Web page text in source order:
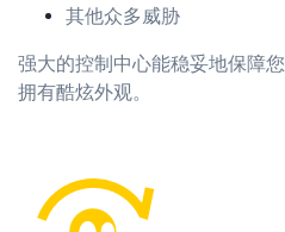
其他众多威胁
强大的控制中心能稳妥地保障
拥有酷炫外观。